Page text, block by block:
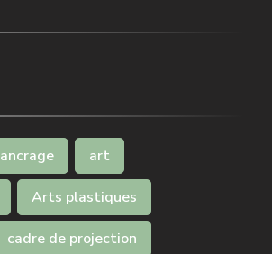
ancrage art
Arts plastiques
cadre de projection